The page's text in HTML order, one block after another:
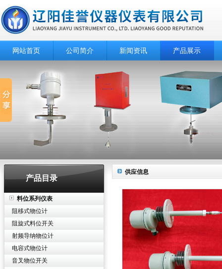
网站首页 公司简介 新闻资讯 产品展示
产品目录
料位系列仪表
阻移式物位计
阻旋式料位开关
射频导纳物位计
电容式物位计
音叉物位开关
供应信息